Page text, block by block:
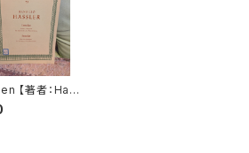
【著者：Hans
】出版社：
KASS